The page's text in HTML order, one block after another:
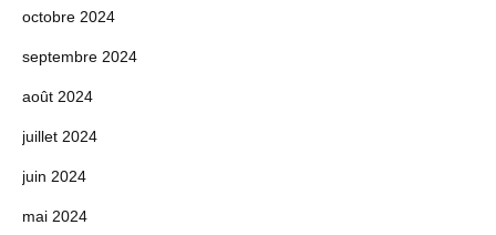
octobre 2024
septembre 2024
août 2024
juillet 2024
juin 2024
mai 2024